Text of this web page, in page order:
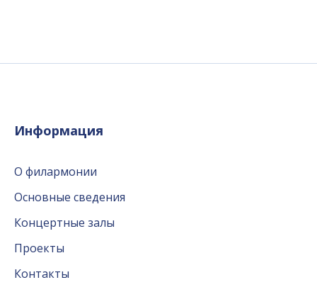
Информация
О филармонии
Основные сведения
Концертные залы
Проекты
Контакты